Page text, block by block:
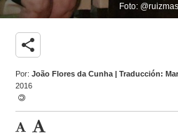
Foto:
share
Por:João Flores da Cunha | Traducción:
2016